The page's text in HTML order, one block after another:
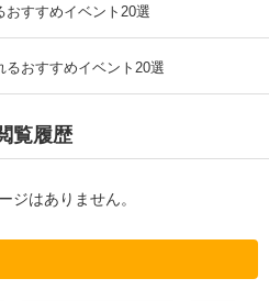
すすめイベント20選
おすすめイベント20選
覧履歴
ジはありません。